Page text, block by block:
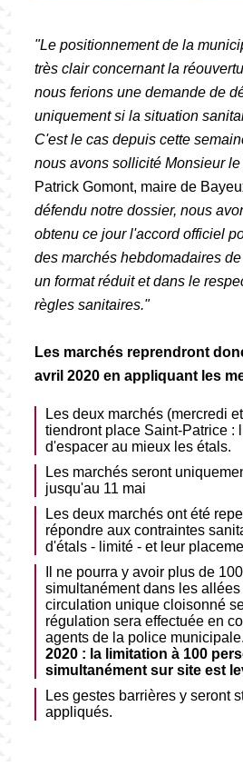
"Le positionnement de la
très clair concernant la
nous ferions une demande de
uniquement si la situation
C'est le cas depuis cette
nous avons sollicité Monsieur le
Patrick Gomont, maire de
défendu notre dossier, nous
obtenu ce jour l'accord officiel
des marchés hebdomadaires
un format réduit et dans le
règles sanitaires."
Les marchés reprendront
avril 2020 en appliquant les
Les deux marchés (mercredi
tiendront place Saint-Patrice :
d'espacer au mieux les étals.
Les marchés seront
jusqu'au 11 mai
Les deux marchés ont été
répondre aux contraintes
d'étals - limité - et leur
Il ne pourra y avoir plus de
simultanément dans les
circulation unique cloisonné
régulation sera effectuée en
agents de la police municipale.
2020 : la limitation à 100
simultanément sur site est
Les gestes barrières y seront
appliqués.